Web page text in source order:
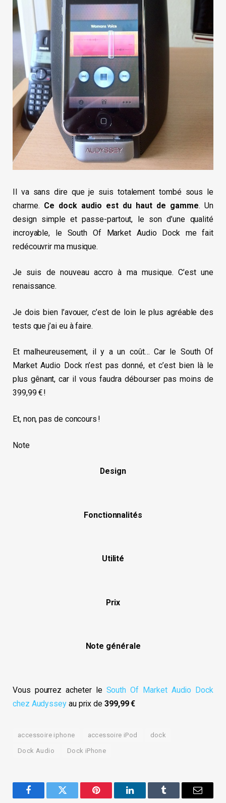
Il va sans dire que je suis totalement tombé sous le
charme. Ce dock audio est du haut de gamme. Un
design simple et passe-partout, le son d’une qualité
incroyable, le South Of Market Audio Dock me fait
redécouvrir ma musique.
Je suis de nouveau accro à ma musique. C’est une
renaissance.
Je dois bien l’avouer, c’est de loin le plus agréable des
tests que j’ai eu à faire.
Et malheureusement, il y a un coût… Car le South Of
Market Audio Dock n’est pas donné, et c’est bien là le
plus gênant, car il vous faudra débourser pas moins de
399,99 € !
Et, non, pas de concours !
Note
Design
Fonctionnalités
Utilité
Prix
Note générale
Vous pourrez acheter le South Of Market Audio Dock
chez Audysseyau prix de 399,99 €
accessoire iphone accessoire iPod dock
Dock Audio Dock iPhone
FacebookTwitter Pinterest LinkedInTumblr Email